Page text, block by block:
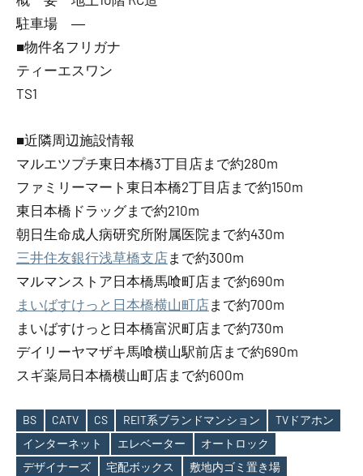
駐車場 ―
■物件名フリガナ
ティーエスワン
TS1
■近隣周辺施設情報
マルエツプチ東日本橋3丁目店まで約280m
ファミリーマート東日本橋2丁目店まで約150m
東日本橋ドラッグまで約210m
朝日生命成人病研究所附属医院まで約430m
三井住友銀行浅草橋支店まで約300m
マルマンストア日本橋馬喰町店まで約690m
まいばすけっと日本橋横山町店まで約700m
まいばすけっと日本橋富沢町店まで約730m
デイリーヤマザキ馬喰横山駅前店まで約690m
スギ薬局日本橋横山町店まで約600m
Tags
BS CATV CS REIT系ブランドマンション
TVドアホン
インターネット
エレベーター
オートロック
デザイナーズ
宅配ボックス
敷地内ゴミ置き場